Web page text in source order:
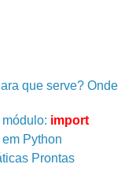
que serve? Onde
import
Python
Prontas